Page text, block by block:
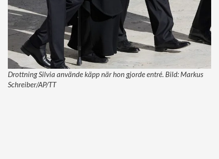
Drottning Silvia använde käpp när hon gjorde entré. Bild: Markus
Schreiber/AP/TT